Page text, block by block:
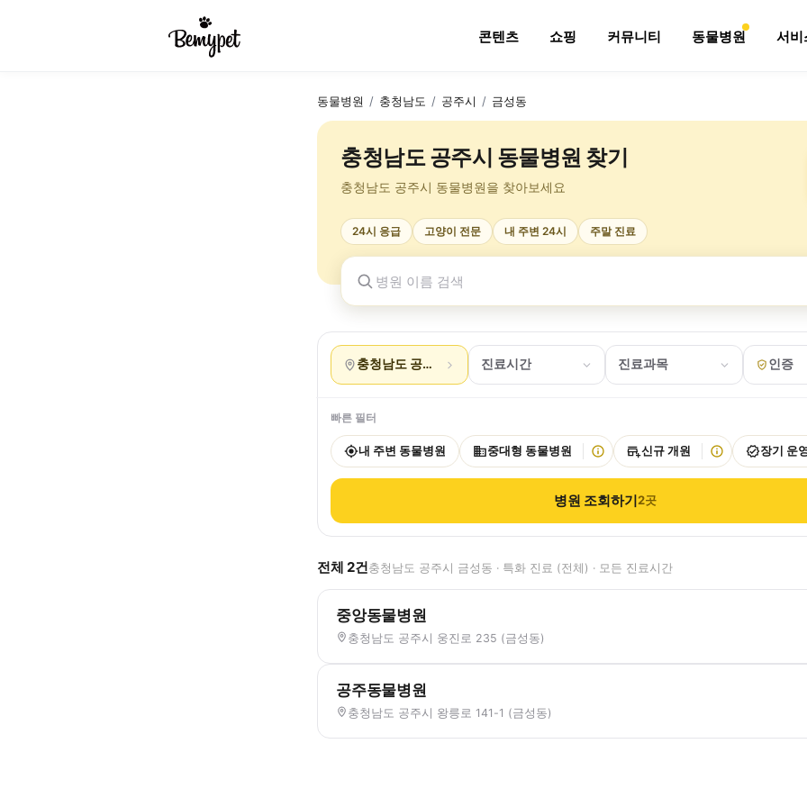
콘텐츠 쇼핑 커뮤니티 동물병원 서비
동물병원 / 충청남도 / 공주시 / 금성동
충청남도 공주시 동물병원 찾기
충청남도 공주시 동물병원을 찾아보세요
24시 응급 고양이 전문 내 주변 24시 주말 진료
충청남도 공주시 금성동진료시간 진료과목 인증
빠른 필터
내 주변 동물병원 중대형 동물병원 신규 개원 장기 운
병원 조회하기2곳
전체 2건충청남도 공주시 금성동 · 특화 진료 (전체) · 모든 진료시간
중앙동물병원
충청남도 공주시 웅진로 235 (금성동)
공주동물병원
충청남도 공주시 왕릉로 141-1 (금성동)